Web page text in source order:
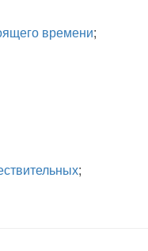
времени;
;